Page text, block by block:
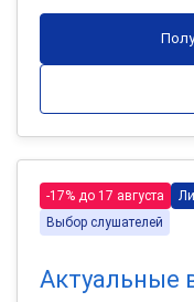
-17% до 17 августа
Выбор слушателей
Актуальные